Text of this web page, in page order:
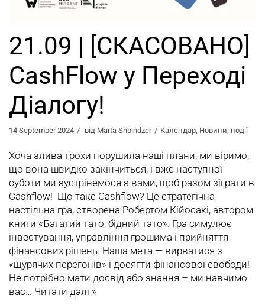
21.09 | [СКАСОВАНО]
CashFlow у Переході
Діалогу!
14 September 2024 від Marta Shpindzer Календар, Новини, події
Хоча злива трохи порушила наші плани, ми віримо,
що вона швидко закінчиться, і вже наступної
суботи ми зустрінемося з вами, щоб разом зіграти в
Cashflow! Що таке Cashflow? Це стратегічна
настільна гра, створена Робертом Кійосакі, автором
книги «Багатий тато, бідний тато». Гра симулює
інвестування, управління грошима і прийняття
фінансових рішень. Наша мета — вирватися з
«щурячих перегонів» і досягти фінансової свободи!
Не потрібно мати досвід або знання – ми навчимо
вас… Читати далі »